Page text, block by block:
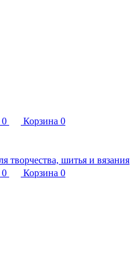
0 Корзина 0
0 Корзина 0